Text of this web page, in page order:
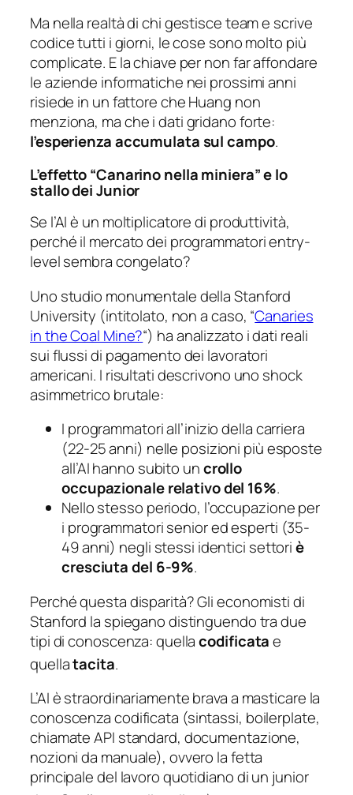
Ma nella realtà di chi gestisce team e scrive
codice tutti i giorni, le cose sono molto più
complicate. E la chiave per non far affondare
le aziende informatiche nei prossimi anni
risiede in un fattore che Huang non
menziona, ma che i dati gridano forte:
l’esperienza accumulata sul campo.
L’effetto “Canarino nella miniera” e lo
stallo dei Junior
Se l’AI è un moltiplicatore di produttività,
perché il mercato dei programmatori entry-
level sembra congelato?
Uno studio monumentale della Stanford
University (intitolato, non a caso, “Canaries
in the Coal Mine?“) ha analizzato i dati reali
sui flussi di pagamento dei lavoratori
americani. I risultati descrivono uno shock
asimmetrico brutale:
I programmatori all’inizio della carriera
(22-25 anni) nelle posizioni più esposte
all’AI hanno subito uncrollo
occupazionale relativo del 16%.
Nello stesso periodo, l’occupazione per
i programmatori senior ed esperti (35-
49 anni) negli stessi identici settoriè
cresciuta del 6-9%.
Perché questa disparità? Gli economisti di
Stanford la spiegano distinguendo tra due
tipi di conoscenza: quellacodificatae
quellatacita.
L’AI è straordinariamente brava a masticare la
conoscenza codificata (sintassi, boilerplate,
chiamate API standard, documentazione,
nozioni da manuale), ovvero la fetta
principale del lavoro quotidiano di un junior